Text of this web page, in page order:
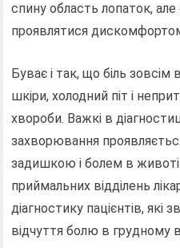
спину область лопаток,
проявлятися
Буває і так, що біль зовсім
шкіри, холодний піт і
хвороби. Важкі в
захворювання
задишкою і болем в
приймальних відділень
діагностику пацієнтів, які
відчуття болю в грудному